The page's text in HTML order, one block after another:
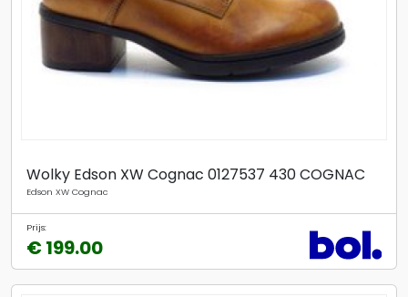
Wolky Edson XW Cognac 0127537 430 COGNAC
Edson XW Cognac
Prijs:
€ 199.00